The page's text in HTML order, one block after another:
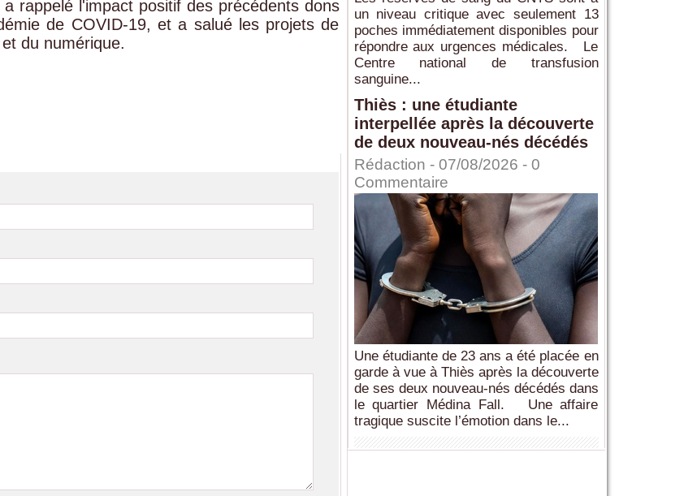
rappelé l'impact positif des précédents dons
de COVID-19, et a salué les projets de
du numérique.
un niveau critique avec seulement 13
poches immédiatement disponibles pour
répondre aux urgences médicales. Le
Centre national de transfusion
sanguine...
Thiès : une étudiante
interpellée après la découverte
de deux nouveau-nés décédés
Rédaction - 07/08/2026 - 0
Commentaire
Une étudiante de 23 ans a été placée en
garde à vue à Thiès après la découverte
de ses deux nouveau-nés décédés dans
le quartier Médina Fall. Une affaire
tragique suscite l’émotion dans le...